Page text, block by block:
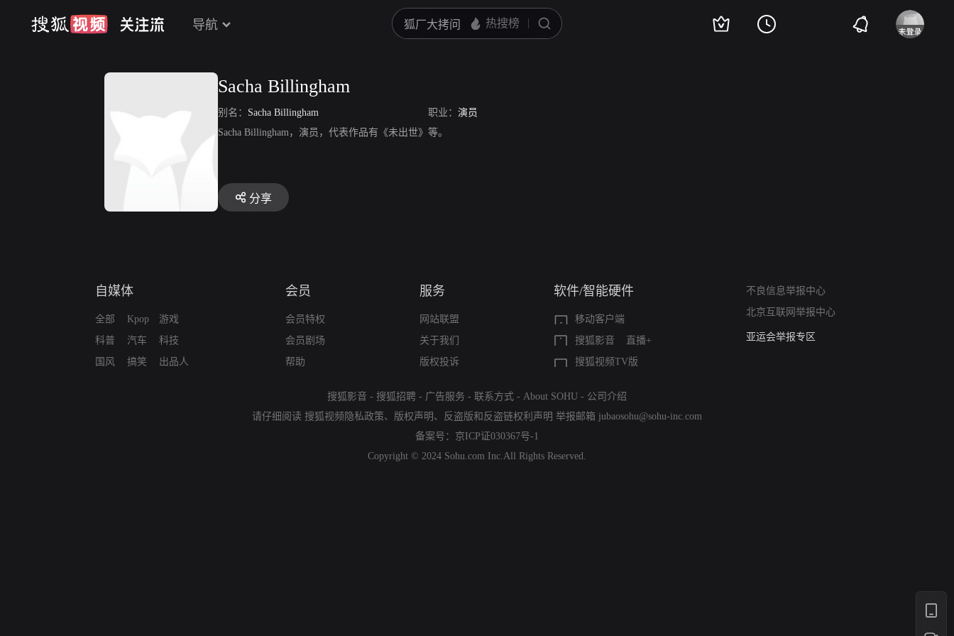
导航
Sacha Billingham
别名： Sacha Billingham 职业： 演员
Sacha Billingham，演员，代表作品有《未出世》等。
分享
自媒体
全部
科普
国风
Kpop
汽车
搞笑
游戏
科技
出品人
会员
会员特权
会员剧场
帮助
服务
网站联盟
关于我们
版权投诉
软件/智能硬件
移动客户端
搜狐影音
直播+
搜狐视频TV版
不良信息举报中心
北京互联网举报中心
算法推荐专项举报
亚运会举报专区
搜狐影音 - 搜狐招聘 - 广告服务 - 联系方式 - About SOHU - 公司介绍
请仔细阅读 搜狐视频隐私政策、 版权声明 、 反盗版和反盗链权利声明 举报邮箱 jubaosohu@sohu-inc.com
备案号： 京ICP证030367号-1
Copyright © 2024 Sohu.com Inc.All Rights Reserved.